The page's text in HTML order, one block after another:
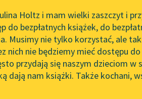
redakcyjne
Wolne Lektury na 32.
Pol’and’Rock Festivalu
„Kochanek Lady
do słuchania na
Lekturach
Nowy audiobook –
Holtz i mam wielki zaszczyt i
do bezpłatnych książek, do
Musimy nie tylko korzystać, ale
nich nie będziemy mieć dostępu
przydają się naszym dzieciom w
dają nam książki. Także kochani,
Felieton ✖ Modernizm✖